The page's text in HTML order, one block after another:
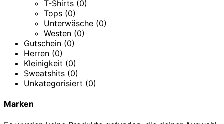
T-Shirts (0)
Tops (0)
Unterwäsche (0)
Westen (0)
Gutschein (0)
Herren (0)
Kleinigkeit (0)
Sweatshits (0)
Unkategorisiert (0)
Marken